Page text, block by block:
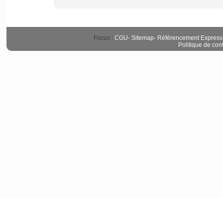
Focus : CGU- Sitemap- Référencement Express
Politique de